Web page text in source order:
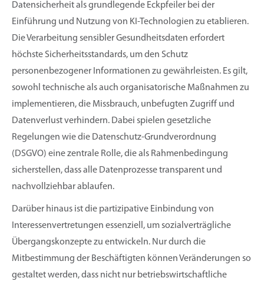
Datensicherheit als grundlegende Eckpfeiler bei der
Einführung und Nutzung von KI-Technologien zu etablieren.
Die Verarbeitung sensibler Gesundheitsdaten erfordert
höchste Sicherheitsstandards, um den Schutz
personenbezogener Informationen zu gewährleisten. Es gilt,
sowohl technische als auch organisatorische Maßnahmen zu
implementieren, die Missbrauch, unbefugten Zugriff und
Datenverlust verhindern. Dabei spielen gesetzliche
Regelungen wie die Datenschutz-Grundverordnung
(DSGVO) eine zentrale Rolle, die als Rahmenbedingung
sicherstellen, dass alle Datenprozesse transparent und
nachvollziehbar ablaufen.
Darüber hinaus ist die partizipative Einbindung von
Interessenvertretungen essenziell, um sozialverträgliche
Übergangskonzepte zu entwickeln. Nur durch die
Mitbestimmung der Beschäftigten können Veränderungen so
gestaltet werden, dass nicht nur betriebswirtschaftliche